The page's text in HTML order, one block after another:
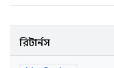
রিটার্নস